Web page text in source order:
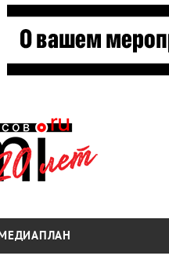
МЕДИАПЛАН